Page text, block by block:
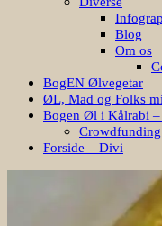
Blog
Om os
BogEN Ølvegetar
ØL, Mad og Folks
Bogen Øl i Kålrabi –
Crowdfunding
Forside – Divi